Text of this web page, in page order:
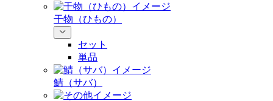
干物（ひもの）
セット
単品
鯖（サバ）